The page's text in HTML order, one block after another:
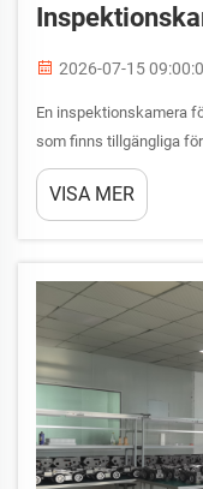
2026-07-15
En inspektionskamera
som finns tillgängliga
Oavsett om du
rörsystem eller
VISA MER